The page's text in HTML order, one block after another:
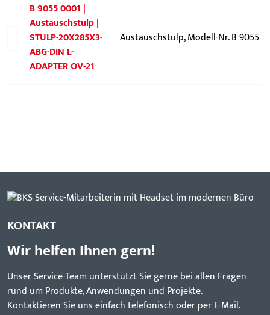
B 9055 0001 |
Austauschstulp |
STULP-20X285X3-
ABG-DIN L-
ADAPTER OV-21
Austauschstulp, Modell-Nr. B 9055
KONTAKT
Wir helfen Ihnen gern!
Unser Service-Team unterstützt Sie gerne bei allen Fragen
rund um Produkte, Anwendungen und Projekte.
Kontaktieren Sie uns einfach telefonisch oder per E-Mail.